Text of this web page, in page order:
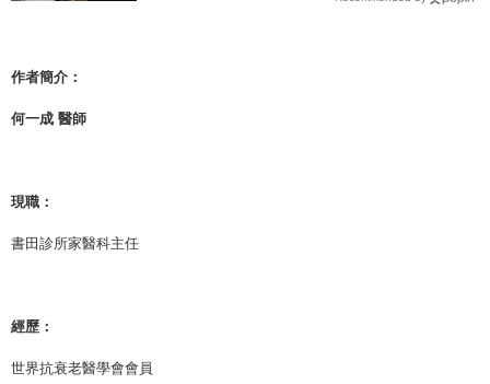
作者簡介：
何一成 醫師
現職：
書田診所家醫科主任
經歷：
世界抗衰老醫學會會員